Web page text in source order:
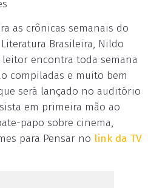
as crônicas semanais do
Brasileira, Nildo
encontra toda semana
compiladas e muito bem
será lançado no auditório
em primeira mão ao
papo sobre cinema,
para Pensar no link da TV